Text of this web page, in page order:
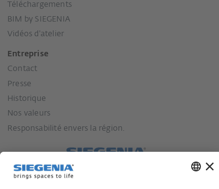
Téléchargements
BIM by SIEGENIA
Vidéos d'atelier
Entreprise
Contact
Presse
Historique
Nos valeurs
Responsabilité envers la région.